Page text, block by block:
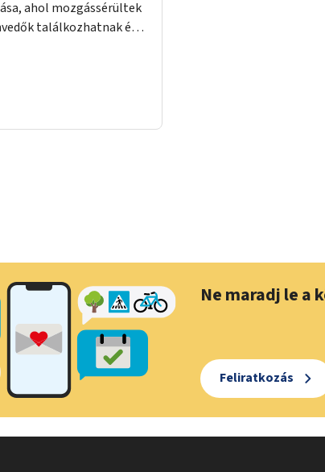
ahol mozgássérültek
találkozhatnak és
korlátozott
hogy a téren
Ne maradj le a
Feliratkozás